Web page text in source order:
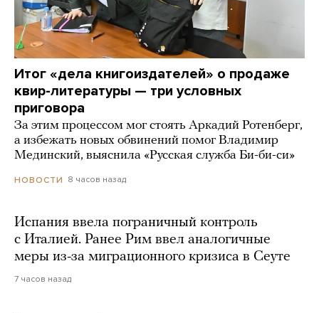
Итог «дела книгоиздателей» о продаже
квир-литературы — три условных
приговора
За этим процессом мог стоять Аркадий Ротенберг,
а избежать новых обвинений помог Владимир
Мединский, выяснила «Русская служба Би-би-си»
НОВОСТИ 8 часов назад
Испания ввела пограничный контроль
с Италией. Ранее Рим ввел аналогичные
меры из-за миграционного кризиса в Сеуте
7 часов назад